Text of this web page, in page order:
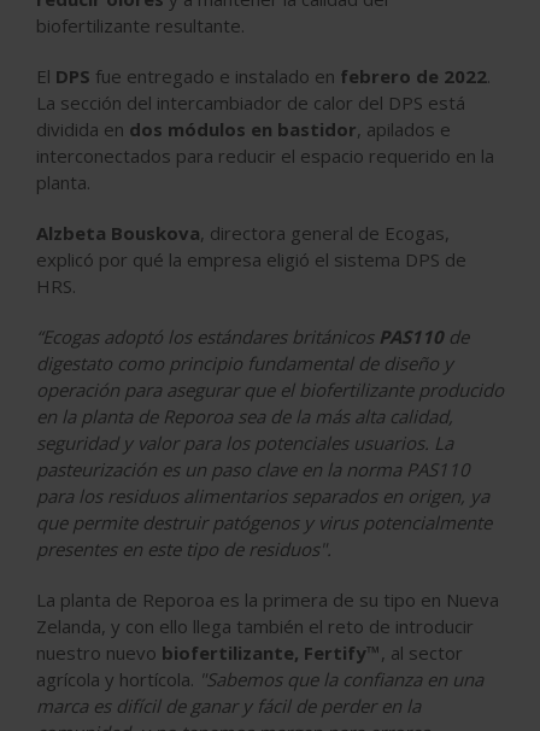
biofertilizante resultante.
El DPS fue entregado e instalado en febrero de 2022.
La sección del intercambiador de calor del DPS está
dividida en dos módulos en bastidor, apilados e
interconectados para reducir el espacio requerido en la
planta.
Alzbeta Bouskova, directora general de Ecogas,
explicó por qué la empresa eligió el sistema DPS de
HRS.
“Ecogas adoptó los estándares británicos PAS110de
digestato como principio fundamental de diseño y
operación para asegurar que el biofertilizante producido
en la planta de Reporoa sea de la más alta calidad,
seguridad y valor para los potenciales usuarios. La
pasteurización es un paso clave en la norma PAS110
para los residuos alimentarios separados en origen, ya
que permite destruir patógenos y virus potencialmente
presentes en este tipo de residuos".
La planta de Reporoa es la primera de su tipo en Nueva
Zelanda, y con ello llega también el reto de introducir
nuestro nuevo biofertilizante, Fertify™, al sector
agrícola y hortícola. "Sabemos que la confianza en una
marca es difícil de ganar y fácil de perder en la